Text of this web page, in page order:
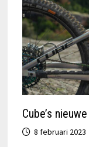
Cube’s
8 februari 2023